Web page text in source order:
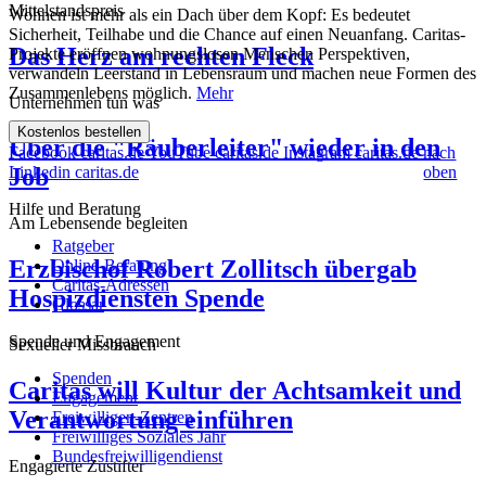
Mittelstandspreis
Das Herz am rechten Fleck
Unternehmen tun was
Über die "Räuberleiter" wieder in den
Job
Am Lebensende begleiten
Erzbischof Robert Zollitsch übergab
Hospizdiensten Spende
Sexueller Missbrauch
Caritas will Kultur der Achtsamkeit und
Verantwortung einführen
Engagierte Zustifter
Wohnen ist mehr als ein Dach über dem Kopf: Es bedeutet
Sicherheit, Teilhabe und die Chance auf einen Neuanfang. Caritas-
Projekte eröffnen wohnungslosen Menschen Perspektiven,
verwandeln Leerstand in Lebensraum und machen neue Formen des
Zusammenlebens möglich. Mehr
Kostenlos bestellen
Facebook caritas.deYouTube caritas.de Instagram caritas.de
Linkedin caritas.de
nach
oben
Hilfe und Beratung
Ratgeber
Online-Beratung
Caritas-Adressen
Glossar
Spende und Engagement
Spenden
Engagement
Freiwilligen-Zentren
Freiwilliges Soziales Jahr
Bundesfreiwilligendienst